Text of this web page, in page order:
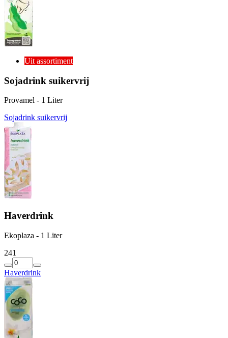
Uit assortiment
Sojadrink suikervrij
Provamel - 1 Liter
Sojadrink suikervrij
Haverdrink
Ekoplaza - 1 Liter
241
Haverdrink